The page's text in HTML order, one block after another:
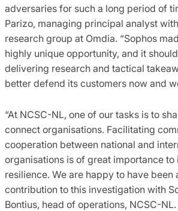
adversaries for such a long period of
Parizo, managing principal analyst
research group at Omdia. “Sophos
highly unique opportunity, and it
delivering research and tactical
better defend its customers now and
“At NCSC-NL, one of our tasks is to
connect organisations. Facilitating
cooperation between national and
organisations is of great importance
resilience. We are happy to have been
contribution to this investigation with
Bontius, head of operations, NCSC-NL.